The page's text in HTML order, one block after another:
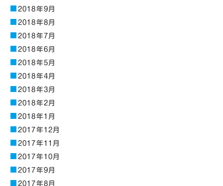
2018年9月
2018年8月
2018年7月
2018年6月
2018年5月
2018年4月
2018年3月
2018年2月
2018年1月
2017年12月
2017年11月
2017年10月
2017年9月
2017年8月